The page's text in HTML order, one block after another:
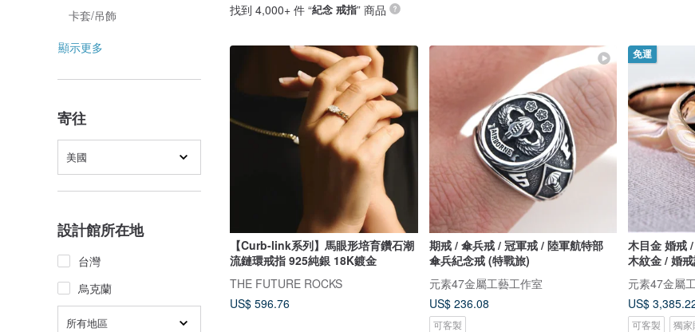
卡套/吊飾
顯示更多
寄往
美國
設計館所在地
台灣
烏克蘭
所有地區
找到 4,000+ 件 “紀念 戒指” 商品
【Curb-link系列】馬眼形培育鑽石潮
流鏈環戒指 925純銀 18K鍍金
THE FUTURE ROCKS
US$ 596.76
期戒 / 傘兵戒 / 冠軍戒 / 陸軍航特部
傘兵紀念戒 (特戰旅)
元素47金屬工藝工作室
US$ 236.08
可客製
免運
木目金 婚戒
木紋金 / 婚
元素47金屬
US$
可客製 獨家